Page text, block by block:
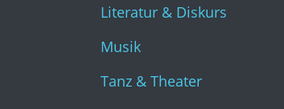
Literatur & Diskurs
Musik
Tanz & Theater